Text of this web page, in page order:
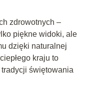
zdrowotnych –
piękne widoki, ale
dzięki naturalnej
kraju to
świętowania